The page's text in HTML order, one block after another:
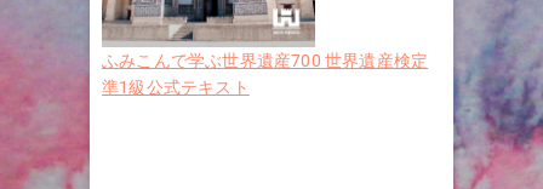
ふみこんで学ぶ世界遺産700 世界遺産検定
準1級公式テキスト